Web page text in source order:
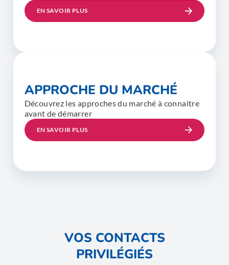
EN SAVOIR PLUS
APPROCHE DU MARCHÉ
Découvrez les approches du marché à connaitre
avant de démarrer
EN SAVOIR PLUS
VOS CONTACTS
PRIVILÉGIÉS